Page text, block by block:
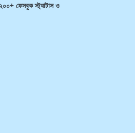
ফেসবুক স্ট্যাটাস ও